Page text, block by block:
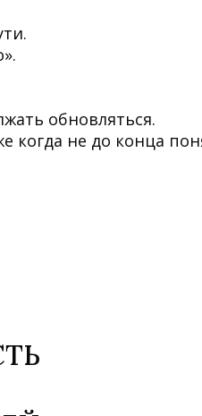
обновляться.
не до конца